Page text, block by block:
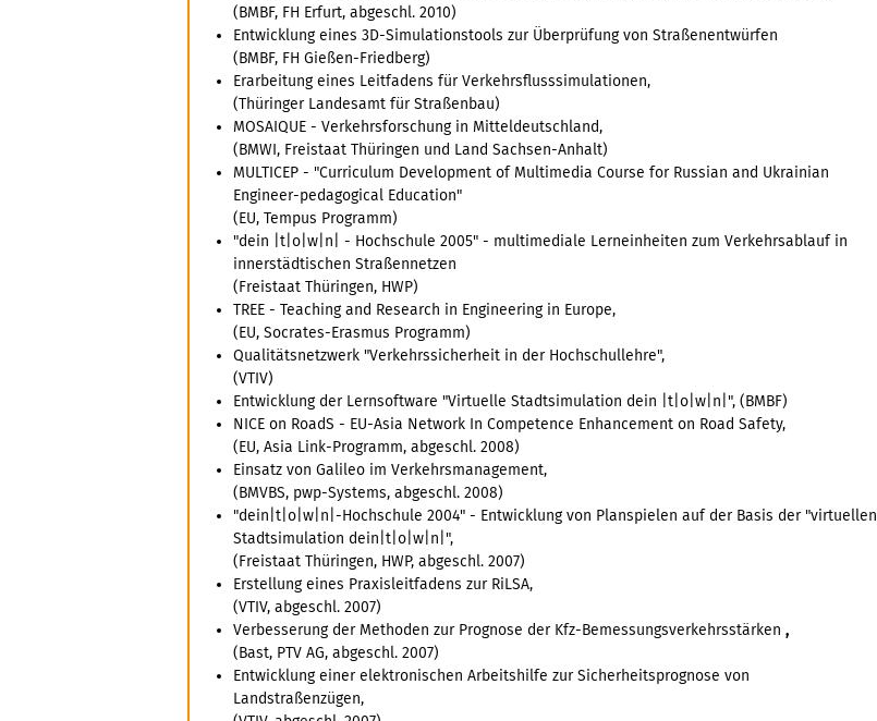
(BMBF, FH Erfurt, abgeschl. 2010)
Entwicklung eines 3D-Simulationstools zur Überprüfung von Straßenentwürfen
(BMBF, FH Gießen-Friedberg)
Erarbeitung eines Leitfadens für Verkehrsflusssimulationen,
(Thüringer Landesamt für Straßenbau)
MOSAIQUE - Verkehrsforschung in Mitteldeutschland,
(BMWI, Freistaat Thüringen und Land Sachsen-Anhalt)
MULTICEP - "Curriculum Development of Multimedia Course for Russian and Ukrainian
Engineer-pedagogical Education"
(EU, Tempus Programm)
"dein |t|o|w|n| - Hochschule 2005" - multimediale Lerneinheiten zum Verkehrsablauf in
innerstädtischen Straßennetzen
(Freistaat Thüringen, HWP)
TREE - Teaching and Research in Engineering in Europe,
(EU, Socrates-Erasmus Programm)
Qualitätsnetzwerk "Verkehrssicherheit in der Hochschullehre",
(VTIV)
Entwicklung der Lernsoftware "Virtuelle Stadtsimulation dein |t|o|w|n|", (BMBF)
NICE on RoadS - EU-Asia Network In Competence Enhancement on Road Safety,
(EU, Asia Link-Programm, abgeschl. 2008)
Einsatz von Galileo im Verkehrsmanagement,
(BMVBS, pwp-Systems, abgeschl. 2008)
"dein|t|o|w|n|-Hochschule 2004" - Entwicklung von Planspielen auf der Basis der "virtuellen
Stadtsimulation dein|t|o|w|n|",
(Freistaat Thüringen, HWP, abgeschl. 2007)
Erstellung eines Praxisleitfadens zur RiLSA,
(VTIV, abgeschl. 2007)
Verbesserung der Methoden zur Prognose der Kfz-Bemessungsverkehrsstärken ,
(Bast, PTV AG, abgeschl. 2007)
Entwicklung einer elektronischen Arbeitshilfe zur Sicherheitsprognose von
Landstraßenzügen,